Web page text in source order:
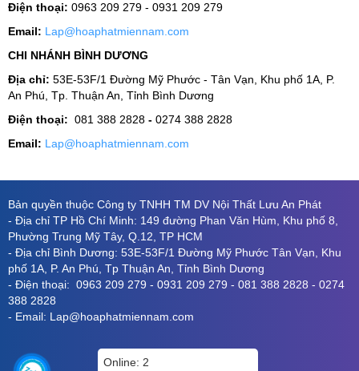
Điện thoại: 0963 209 279 - 0931 209 279
Email: Lap@hoaphatmiennam.com
CHI NHÁNH BÌNH DƯƠNG
Địa chỉ: 53E-53F/1 Đường Mỹ Phước - Tân Vạn, Khu phố 1A, P.
An Phú, Tp. Thuận An, Tỉnh Bình Dương
Điện thoại: 081 388 2828 - 0274 388 2828
Email: Lap@hoaphatmiennam.com
Bản quyền thuộc Công ty TNHH TM DV Nội Thất Lưu An Phát
- Địa chỉ TP Hồ Chí Minh: 149 đường Phan Văn Hùm, Khu phố 8,
Phường Trung Mỹ Tây, Q.12, TP HCM
- Địa chỉ Bình Dương: 53E-53F/1 Đường Mỹ Phước Tân Vạn, Khu
phố 1A, P. An Phú, Tp Thuận An, Tỉnh Bình Dương
- Điện thoại: 0963 209 279 - 0931 209 279 - 081 388 2828 - 0274
388 2828
- Email: Lap@hoaphatmiennam.com
Online: 2